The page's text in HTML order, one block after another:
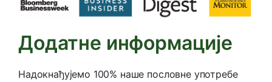
Додатне информације
Надокнађујемо 100% наше пословне употребе